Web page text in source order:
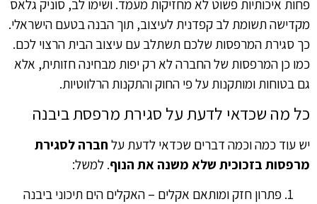
פחות איכותיות פשוט לא מחזיקות מעמד. ושימו לב, סוניק גלאס
מקדישה תשומת לב קפדנית לעיצוב, תוך הבנה בטעם הישראלי.
כך סגירת המרפסות שלכם תשתלב עם עיצוב הבית הרצוי לכם.
כמו כן המרפסות של החברה לא רק יפות מבחינה חזותית, אלא
גם בטוחות ומותקנות על פי החוק והתקנות הרלווטיות.
כל מה שכדאי לדעת על סגירת מרפסת ביבנה
יש עוד כמה וכמה דברים שכדאי לדעת על חברה לסגירת
מרפסות בזכוכית שלא משנה את הנוף. למשל:
פתרון חזק ומותאם אקלים – האקלים הים תיכוני ביבנה